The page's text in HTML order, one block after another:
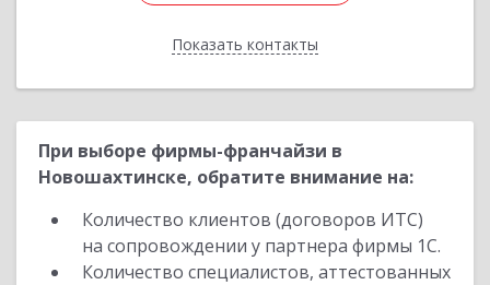
Показать контакты
Назад
При выборе фирмы-франчайзи в
Новошахтинске, обратите внимание на:
Количество клиентов (договоров ИТС)
на сопровождении у партнера фирмы 1С.
Количество специалистов, аттестованных